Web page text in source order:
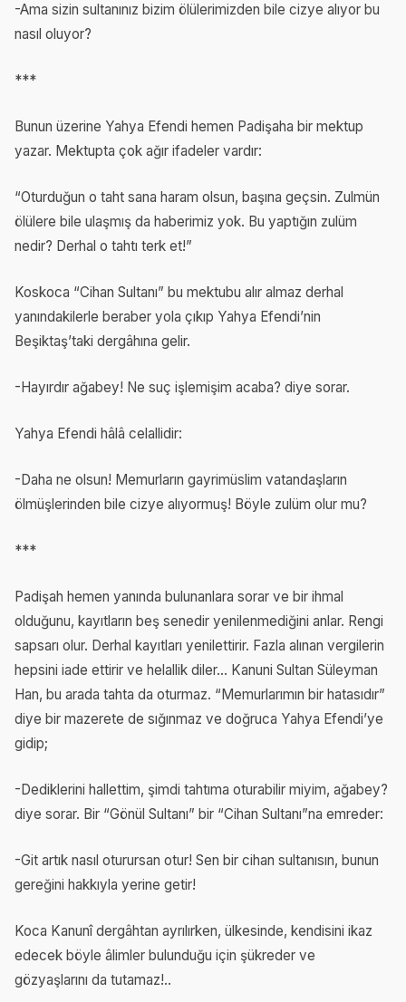
-Ama sizin sultanınız bizim ölülerimizden bile cizye alıyor bu
nasıl oluyor?
***
Bunun üzerine Yahya Efendi hemen Padişaha bir mektup
yazar. Mektupta çok ağır ifadeler vardır:
“Oturduğun o taht sana haram olsun, başına geçsin. Zulmün
ölülere bile ulaşmış da haberimiz yok. Bu yaptığın zulüm
nedir? Derhal o tahtı terk et!”
Koskoca “Cihan Sultanı” bu mektubu alır almaz derhal
yanındakilerle beraber yola çıkıp Yahya Efendi’nin
Beşiktaş’taki dergâhına gelir.
-Hayırdır ağabey! Ne suç işlemişim acaba? diye sorar.
Yahya Efendi hâlâ celallidir:
-Daha ne olsun! Memurların gayrimüslim vatandaşların
ölmüşlerinden bile cizye alıyormuş! Böyle zulüm olur mu?
***
Padişah hemen yanında bulunanlara sorar ve bir ihmal
olduğunu, kayıtların beş senedir yenilenmediğini anlar. Rengi
sapsarı olur. Derhal kayıtları yenilettirir. Fazla alınan vergilerin
hepsini iade ettirir ve helallik diler... Kanuni Sultan Süleyman
Han, bu arada tahta da oturmaz. “Memurlarımın bir hatasıdır”
diye bir mazerete de sığınmaz ve doğruca Yahya Efendi’ye
gidip;
-Dediklerini hallettim, şimdi tahtıma oturabilir miyim, ağabey?
diye sorar. Bir “Gönül Sultanı” bir “Cihan Sultanı”na emreder:
-Git artık nasıl oturursan otur! Sen bir cihan sultanısın, bunun
gereğini hakkıyla yerine getir!
Koca Kanunî dergâhtan ayrılırken, ülkesinde, kendisini ikaz
edecek böyle âlimler bulunduğu için şükreder ve
gözyaşlarını da tutamaz!..